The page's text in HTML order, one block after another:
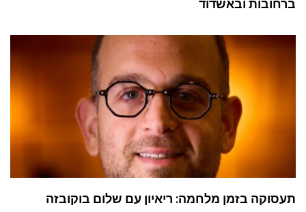
ברחובות ובאשדוד
תעסוקה בזמן מלחמה: ריאיון עם שלום בוקובזה